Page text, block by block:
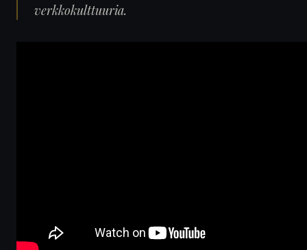
verkkokulttuuria.